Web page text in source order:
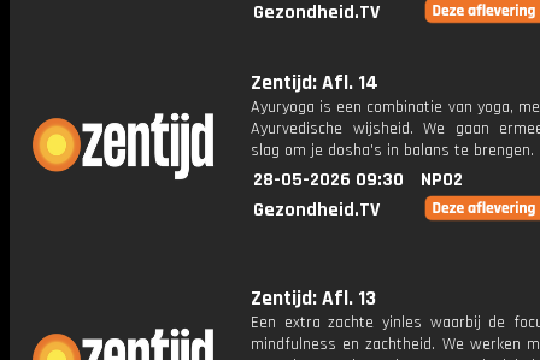
Gezondheid.TV
Zentijd: Afl. 14
Ayuryoga is een combinatie van yoga,
Ayurvedische wijsheid. We gaan
slag om je dosha's in balans te brengen.
28-05-2026 09:30
NPO2
Gezondheid.TV
Zentijd: Afl. 13
Een extra zachte yinles waarbij de
mindfulness en zachtheid. We werken